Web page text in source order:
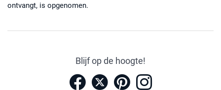
ontvangt, is opgenomen.
Blijf op de hoogte!